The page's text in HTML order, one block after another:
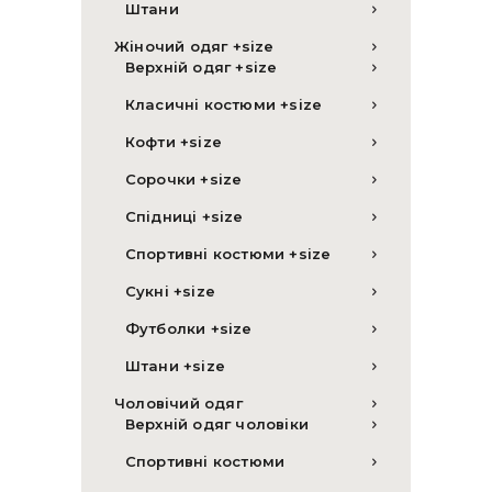
Штани
Жіночий одяг +size
Верхній одяг +size
Класичні костюми +size
Кофти +size
Сорочки +size
Спідниці +size
Спортивні костюми +size
Сукні +size
Футболки +size
Штани +size
Чоловічий одяг
Верхній одяг чоловіки
Спортивні костюми